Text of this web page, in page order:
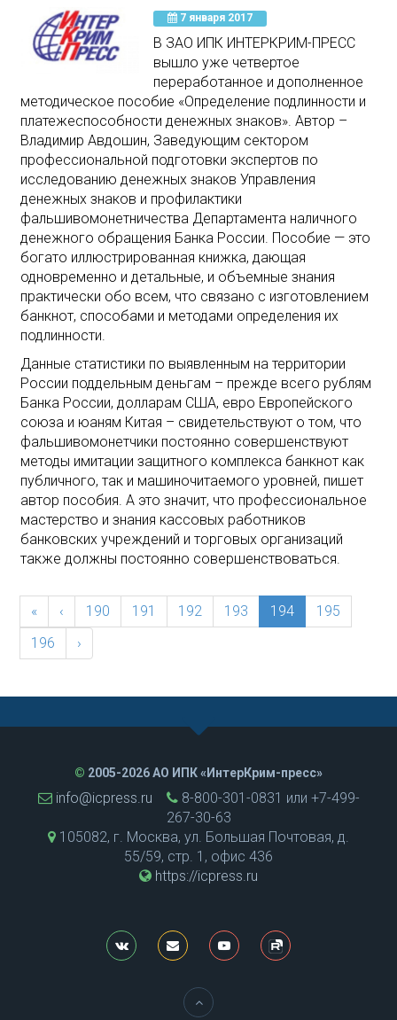
7 января 2017
В ЗАО ИПК ИНТЕРКРИМ-ПРЕСС
вышло уже четвертое
переработанное и дополненное
методическое пособие «Определение подлинности и
платежеспособности денежных знаков». Автор –
Владимир Авдошин, Заведующим сектором
профессиональной подготовки экспертов по
исследованию денежных знаков Управления
денежных знаков и профилактики
фальшивомонетничества Департамента наличного
денежного обращения Банка России. Пособие — это
богато иллюстрированная книжка, дающая
одновременно и детальные, и объемные знания
практически обо всем, что связано с изготовлением
банкнот, способами и методами определения их
подлинности.
Данные статистики по выявленным на территории
России поддельным деньгам – прежде всего рублям
Банка России, долларам США, евро Европейского
союза и юаням Китая – свидетельствуют о том, что
фальшивомонетчики постоянно совершенствуют
методы имитации защитного комплекса банкнот как
публичного, так и машиночитаемого уровней, пишет
автор пособия. А это значит, что профессиональное
мастерство и знания кассовых работников
банковских учреждений и торговых организаций
также должны постоянно совершенствоваться.
« ‹ 190 191 192 193 194(current)
195
196
›
© 2005-2026 АО ИПК «ИнтерКрим-пресс»
info@icpress.ru
8-800-301-0831 или +7-499-
267-30-63
105082, г. Москва, ул. Большая Почтовая, д.
55/59, стр. 1, офис 436
https://icpress.ru